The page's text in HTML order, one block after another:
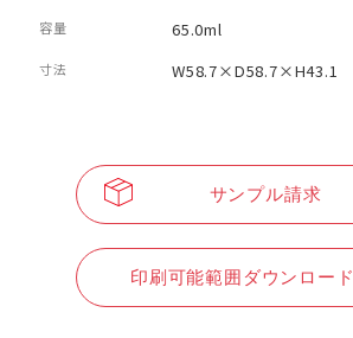
容量 65.0ml
寸法 W58.7×D58.7×H43.1
サンプル請求
印刷可能範囲ダウンロード